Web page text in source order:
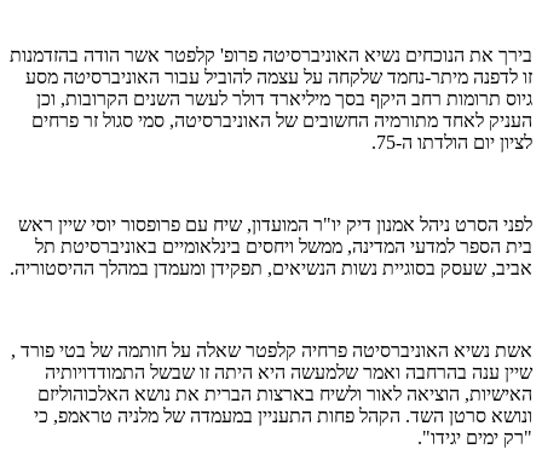
בירך את הנוכחים נשיא האוניברסיטה פרופ' קלפטר אשר הודה בהזדמנות
זו לדפנה מיתר-נחמד שלקחה על עצמה להוביל עבור האוניברסיטה מסע
גיוס תרומות רחב היקף בסך מיליארד דולר לעשר השנים הקרובות, וכן
העניק לאחד מתורמיה החשובים של האוניברסיטה, סמי סגול זר פרחים
לציון יום הולדתו ה-75.
לפני הסרט ניהל אמנון דיק יו"ר המועדון, שיח עם פרופסור יוסי שיין ראש
בית הספר למדעי המדינה, ממשל ויחסים בינלאומיים באוניברסיטת תל
אביב, שעסק בסוגיית נשות הנשיאים, תפקידן ומעמדן במהלך ההיסטוריה.
אשת נשיא האוניברסיטה פרחיה קלפטר שאלה על חותמה של בטי פורד ,
שיין ענה בהרחבה ואמר שלמעשה היא היתה זו שבשל התמודדויותיה
האישיות, הוציאה לאור ולשיח בארצות הברית את נושא האלכוהוליזם
ונושא סרטן השד. הקהל פחות התעניין במעמדה של מלניה טראמפ, כי
"רק ימים יגידו".